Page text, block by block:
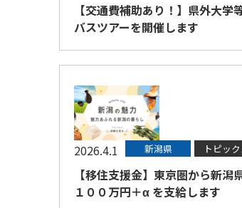
【交通費補助あり！】県外大
バスツアーを開催します
2026.4.1 新潟県 トピッ
【移住支援金】東京圏から新潟
１００万円＋α を支給します